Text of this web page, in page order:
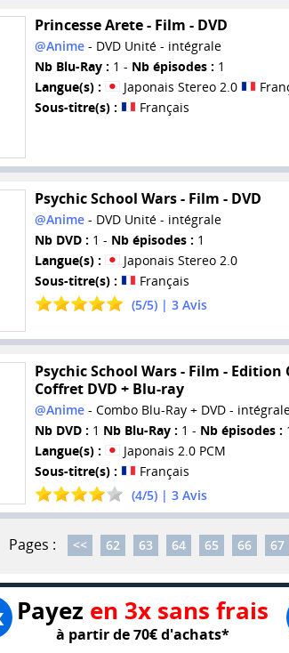
Princesse Arete - Film - DVD
@Anime- DVD Unité - intégrale
Nb Blu-Ray : 1 - Nb épisodes : 1
Langue(s) :
Japonais Stereo 2.0
Sous-titre(s) :
Français
Psychic School Wars - Film - DVD
@Anime- DVD Unité - intégrale
Nb DVD : 1 - Nb épisodes : 1
Langue(s) :
Japonais Stereo 2.0
Sous-titre(s) :
Français
(5/5) | 3Avis
Psychic School Wars - Film - Edition
Coffret DVD + Blu-ray
@Anime- Combo Blu-Ray + DVD -
Nb DVD : 1 Nb Blu-Ray : 1 - Nb épisodes :
Langue(s) :
Japonais 2.0 PCM
Sous-titre(s) :
Français
(4/5) | 3Avis
Pages : << 62 63 64 65 66 67
Payez en 3x sans frais
à partir de 70€ d'achats*